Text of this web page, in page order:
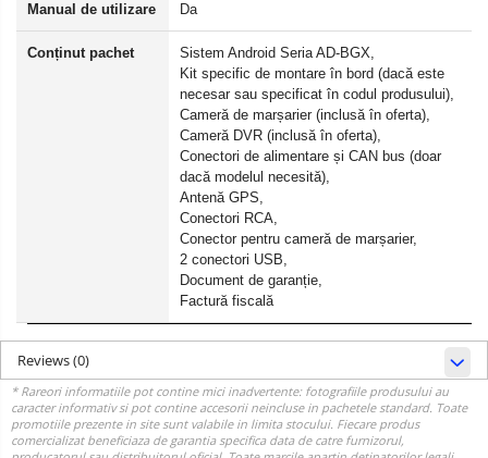
Manual de utilizare Da
Conținut pachet
Sistem Android Seria AD-BGX,
Kit specific de montare în bord (dacă este
necesar sau specificat în codul produsului),
Cameră de marșarier (inclusă în oferta),
Cameră DVR (inclusă în oferta),
Conectori de alimentare și CAN bus (doar
dacă modelul necesită),
Antenă GPS,
Conectori RCA,
Conector pentru cameră de marșarier,
2 conectori USB,
Document de garanție,
Factură fiscală
Reviews(0)